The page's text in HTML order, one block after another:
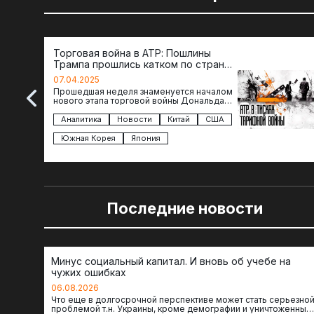
Торговая война в АТР: Пошлины
Трампа прошлись катком по странам
региона
07.04.2025
Прошедшая неделя знаменуется началом
нового этапа торговой войны Дональда
импорта из более 100 стран…
Аналитика Новости Китай
США
Южная Корея
Япония
Последние новости
Минус социальный капитал. И вновь об учебе на
чужих ошибках
06.08.2026
Что еще в долгосрочной перспективе может стать серьезной
проблемой т.н. Украины, кроме демографии и уничтоженных